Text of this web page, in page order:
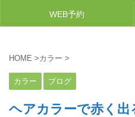
WEB予約
HOME > カラー >
カラー ブログ
ヘアカラーで赤く出